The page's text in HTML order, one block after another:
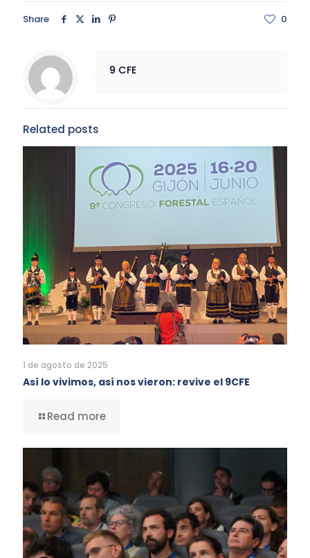
Share 0
9 CFE
Related posts
1 de agosto de 2025
Así lo vivimos, así nos vieron: revive el 9CFE
Read more